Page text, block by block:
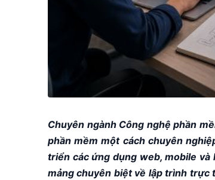
Chuyên ngành Công nghệ phần
phần mềm một cách chuyên
triển các ứng dụng web, mobile
mảng chuyên biệt về lập trình